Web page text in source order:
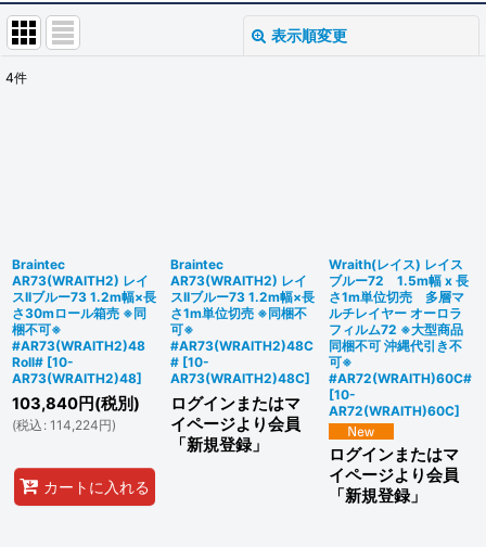
表示順変更
4件
Braintec
AR73(WRAITH2) レイ
スIIブルー73 1.2m幅×長
さ30mロール箱売 ※同
梱不可※
#AR73(WRAITH2)48
Roll# [10-
AR73(WRAITH2)48]
103,840円(税別)
(税込 : 114,224円)
カートに入れる
Braintec
AR73(WRAITH2) レイ
スIIブルー73 1.2m幅×長
さ1m単位切売 ※同梱不
可※
#AR73(WRAITH2)48C
# [10-
AR73(WRAITH2)48C]
ログインまたはマ
イページより会員
「新規登録」
Wraith(レイス) レイス
ブルー72 1.5m幅 x 長
さ1m単位切売 多層マ
ルチレイヤー オーロラ
フィルム72 ※大型商品
同梱不可 沖縄代引き不
可※
#AR72(WRAITH)60C#
[10-
AR72(WRAITH)60C]
ログインまたはマ
イページより会員
「新規登録」